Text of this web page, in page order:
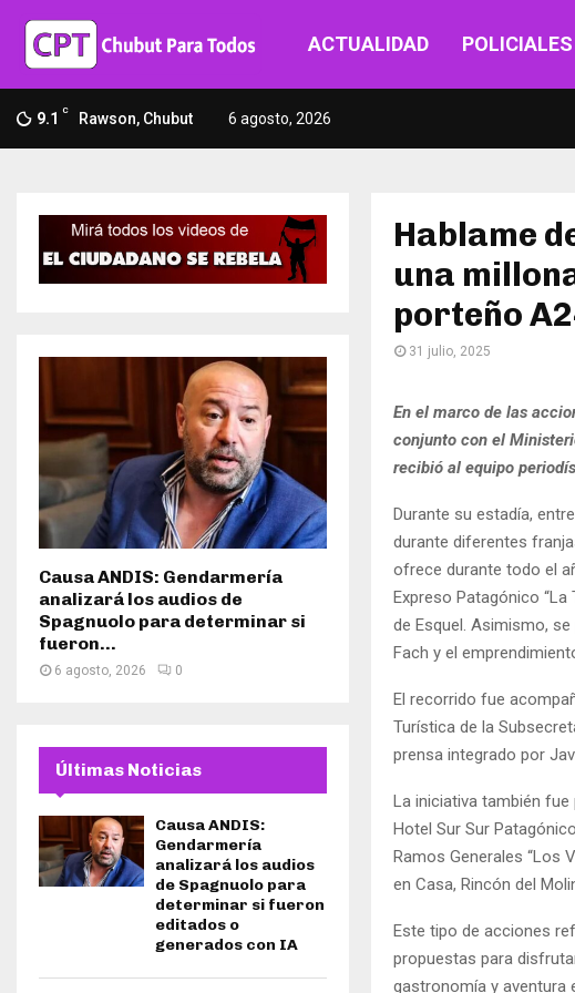
ACTUALIDAD POLICIALES
9.1 C Rawson, Chubut 6 agosto, 2026
Hablame
una
porteño
31 julio, 2025
En el marco de las
conjunto con el
recibió al equipo
Durante su estadía,
durante diferentes
ofrece durante todo el
Expreso Patagónico
de Esquel. Asimismo,
Fach y el
El recorrido fue
Turística de la
prensa integrado por
La iniciativa también
Hotel Sur Sur
Ramos Generales “Los
en Casa, Rincón del
Este tipo de acciones
propuestas para
gastronomía y aventura
Causa ANDIS: Gendarmería
analizará los audios de
Spagnuolo para determinar si
fueron...
6 agosto, 2026 0
Últimas Noticias
Causa ANDIS:
Gendarmería
analizará los audios
de Spagnuolo para
determinar si fueron
editados o
generados con IA